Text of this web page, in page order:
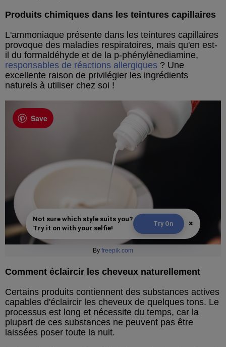
Produits chimiques dans les teintures capillaires
L'ammoniaque présente dans les teintures capillaires
provoque des maladies respiratoires, mais qu'en est-
il du formaldéhyde et de la p-phénylènediamine,
responsables de réactions allergiques ? Une
excellente raison de privilégier les ingrédients
naturels à utiliser chez soi !
Save
Not sure which style suits you?
Try it on with your selfie!
Try On ×
By freepik.com
Comment éclaircir les cheveux naturellement
Certains produits contiennent des substances actives
capables d'éclaircir les cheveux de quelques tons. Le
processus est long et nécessite du temps, car la
plupart de ces substances ne peuvent pas être
laissées poser toute la nuit.